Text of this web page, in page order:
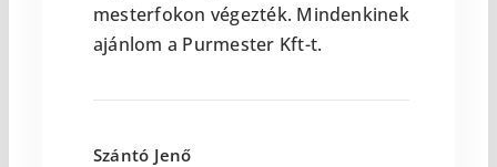
mesterfokon végezték. Mindenkinek
ajánlom a Purmester Kft-t.
Szántó Jenő